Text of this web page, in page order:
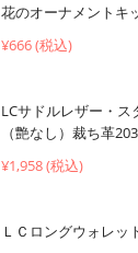
花のオーナメントキ
¥666 (税込)
LCサドルレザー・ス
（艶なし）裁ち革
¥1,958 (税込)
ＬＣロングウォレッ